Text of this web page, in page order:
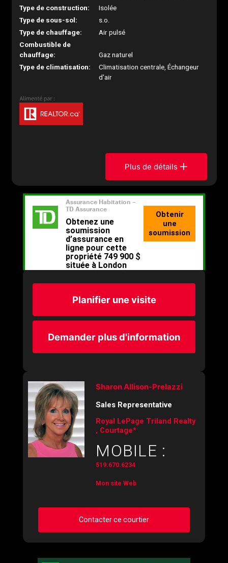
Type de construction:
Isolée
Type de sous-sol:
s.o.
Type de chauffage:
Air pulsé
Combustible de
chauffage:
Gaz naturel
Type de climatisation:
Climatisation centrale, Échangeur
d'air
Plus de détails
Planifier une visite
Demander plus d'information
Sharon Allison-Prelazzi
Sales Representative
Royal LePage Triland Realty
, Courtage*
MOBILE :
519.670.6234
Mon site Web
Contacter ce courtier
Demander des infos sur cette inscription